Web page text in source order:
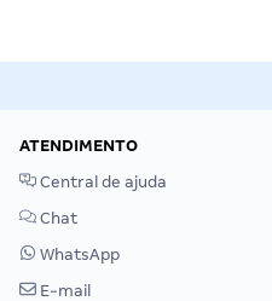
ATENDIMENTO
Central de ajuda
Chat
WhatsApp
E-mail